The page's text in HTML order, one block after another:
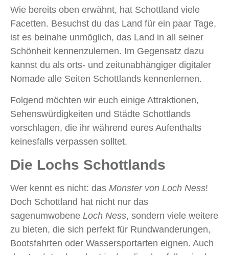
Wie bereits oben erwähnt, hat Schottland viele
Facetten. Besuchst du das Land für ein paar Tage,
ist es beinahe unmöglich, das Land in all seiner
Schönheit kennenzulernen. Im Gegensatz dazu
kannst du als orts- und zeitunabhängiger digitaler
Nomade alle Seiten Schottlands kennenlernen.
Folgend möchten wir euch einige Attraktionen,
Sehenswürdigkeiten und Städte Schottlands
vorschlagen, die ihr während eures Aufenthalts
keinesfalls verpassen solltet.
Die Lochs Schottlands
Wer kennt es nicht: das Monster von Loch Ness!
Doch Schottland hat nicht nur das
sagenumwobene Loch Ness, sondern viele weitere
zu bieten, die sich perfekt für Rundwanderungen,
Bootsfahrten oder Wassersportarten eignen. Auch